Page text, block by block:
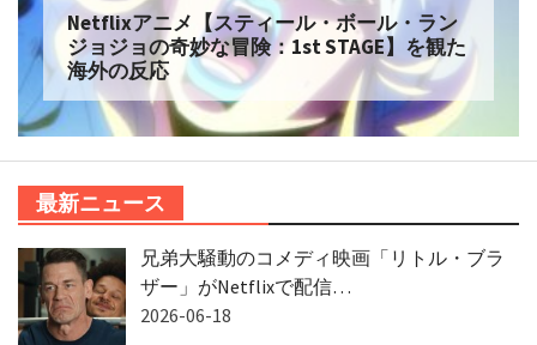
Netflixアニメ【スティール・ボール・ラン
ジョジョの奇妙な冒険：1st STAGE】を観た
海外の反応
最新ニュース
兄弟大騒動のコメディ映画「リトル・ブラ
ザー」がNetflixで配信…
2026-06-18